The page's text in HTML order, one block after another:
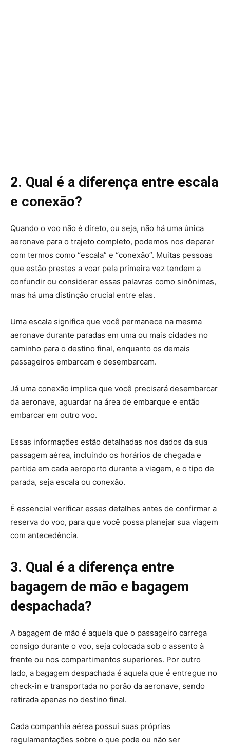
2. Qual é a diferença entre escala
e conexão?
Quando o voo não é direto, ou seja, não há uma única
aeronave para o trajeto completo, podemos nos deparar
com termos como “escala” e “conexão”. Muitas pessoas
que estão prestes a voar pela primeira vez tendem a
confundir ou considerar essas palavras como sinônimas,
mas há uma distinção crucial entre elas.
Uma escala significa que você permanece na mesma
aeronave durante paradas em uma ou mais cidades no
caminho para o destino final, enquanto os demais
passageiros embarcam e desembarcam.
Já uma conexão implica que você precisará desembarcar
da aeronave, aguardar na área de embarque e então
embarcar em outro voo.
Essas informações estão detalhadas nos dados da sua
passagem aérea, incluindo os horários de chegada e
partida em cada aeroporto durante a viagem, e o tipo de
parada, seja escala ou conexão.
É essencial verificar esses detalhes antes de confirmar a
reserva do voo, para que você possa planejar sua viagem
com antecedência.
3. Qual é a diferença entre
bagagem de mão e bagagem
despachada?
A bagagem de mão é aquela que o passageiro carrega
consigo durante o voo, seja colocada sob o assento à
frente ou nos compartimentos superiores. Por outro
lado, a bagagem despachada é aquela que é entregue no
check-in e transportada no porão da aeronave, sendo
retirada apenas no destino final.
Cada companhia aérea possui suas próprias
regulamentações sobre o que pode ou não ser